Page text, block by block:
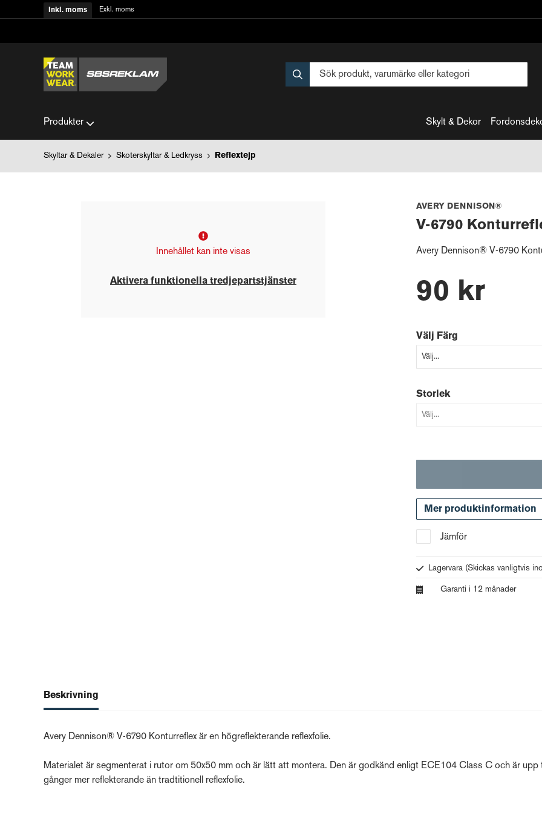
Inkl. moms Exkl. moms
Produkter Skylt & Dekor
Skyltar & Dekaler Skoterskyltar & Ledkryss Reflextejp
Innehållet kan inte visas
Aktivera funktionella tredjepartstjänster
AVERY DENNISON®
V-6790
Avery Dennison® V-6790
90 kr
Välj Färg
Storlek
Mer produktinformation
Jämför
Lagervara (Skickas vanligtvis
Garanti i 12 månader
Beskrivning
Avery Dennison® V-6790 Konturreflex är en högreflekterande reflexfolie.
Materialet är segmenterat i rutor om 50x50 mm och är lätt att montera. Den är godkänd enligt ECE104 Class C och är upp
gånger mer reflekterande än tradtitionell reflexfolie.